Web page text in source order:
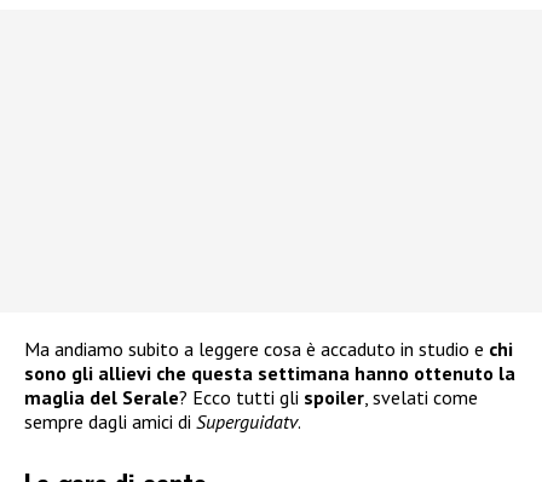
Ma andiamo subito a leggere cosa è accaduto in studio e chi
sono gli allievi che questa settimana hanno ottenuto la
maglia del Serale? Ecco tutti gli spoiler, svelati come
sempre dagli amici di Superguidatv.